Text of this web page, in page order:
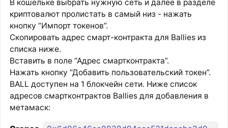
В кошельке выбрать нужную сеть и далее в разделе
криптовалют пролистать в самый низ - нажать
кнопку “Импорт токенов”.
Скопировать адрес смарт-контракта для Ballies из
списка ниже.
Вставить в поле “Адрес смартконтракта”.
Нажать кнопку “Добавить пользовательский токен”.
BALL доступен на 1 блокчейн сети. Ниже список
адресов смартконтрактов Ballies для добавления в
метамаск: